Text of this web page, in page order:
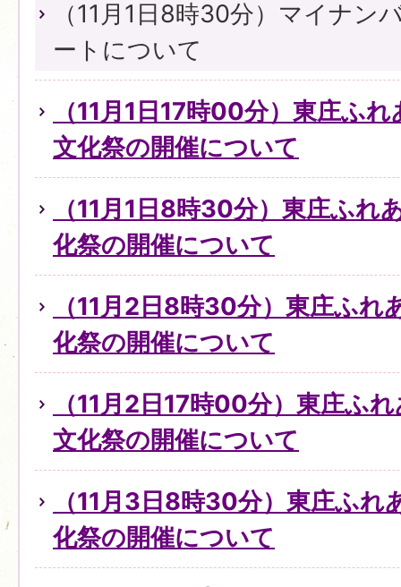
（11月1日8時30分）マイナン
ートについて
（11月1日17時00分）東庄ふ
文化祭の開催について
（11月1日8時30分）東庄ふれ
化祭の開催について
（11月2日8時30分）東庄ふれ
化祭の開催について
（11月2日17時00分）東庄ふ
文化祭の開催について
（11月3日8時30分）東庄ふれ
化祭の開催について